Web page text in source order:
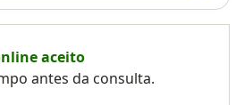
aceito
antes da consulta.